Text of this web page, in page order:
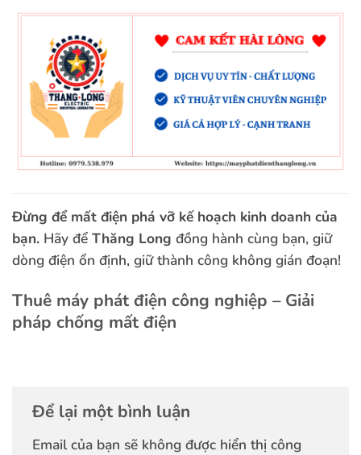
Đừng để mất điện phá vỡ kế hoạch kinh doanh của
bạn. Hãy để Thăng Long đồng hành cùng bạn, giữ
dòng điện ổn định, giữ thành công không gián đoạn!
Thuê máy phát điện công nghiệp – Giải
pháp chống mất điện
Để lại một bình luận
Email của bạn sẽ không được hiển thị công